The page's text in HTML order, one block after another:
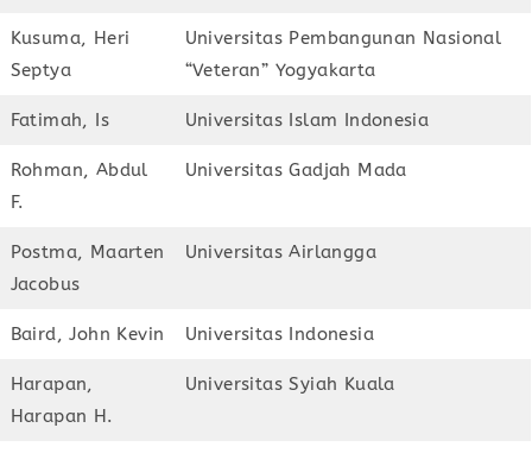
Kusuma, Heri
Septya
Universitas Pembangunan Nasional
“Veteran” Yogyakarta
Fatimah, Is Universitas Islam Indonesia
Rohman, Abdul
F.
Universitas Gadjah Mada
Postma, Maarten
Jacobus
Universitas Airlangga
Baird, John Kevin Universitas Indonesia
Harapan,
Harapan H.
Universitas Syiah Kuala